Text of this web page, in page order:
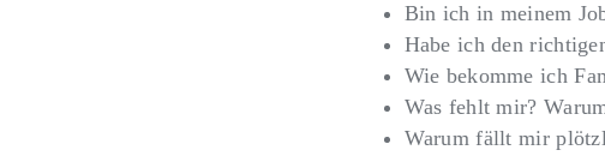
Bin ich in meinem
Habe ich den
Wie bekomme ich
Was fehlt mir?
Warum fällt mir